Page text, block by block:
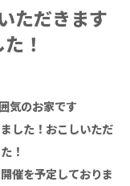
ただきます
！
気のお家です
した！おこしいただ
！
催を予定しておりま